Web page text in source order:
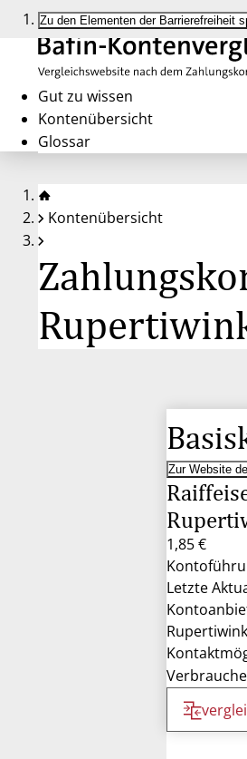
Zu den Elementen der Barrierefreiheit
Gut zu wissen
Kontenübersicht
Glossar
Kontenübersicht
Zur Website
1,85 €
Letzte